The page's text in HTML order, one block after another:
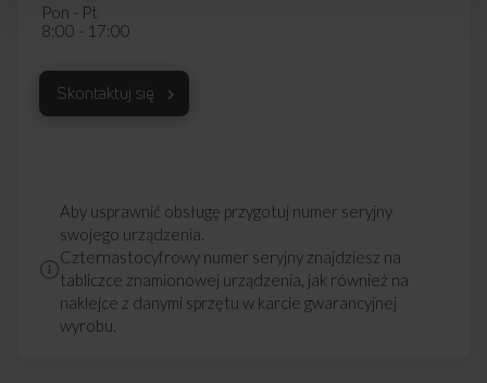
Pon - Pt
8:00 - 17:00
Skontaktuj się
Aby usprawnić obsługę przygotuj numer seryjny
swojego urządzenia.
Czternastocyfrowy numer seryjny znajdziesz na
tabliczce znamionowej urządzenia, jak również na
naklejce z danymi sprzętu w karcie gwarancyjnej
wyrobu.